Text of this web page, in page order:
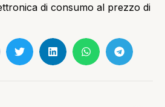
di consumo al prezzo di